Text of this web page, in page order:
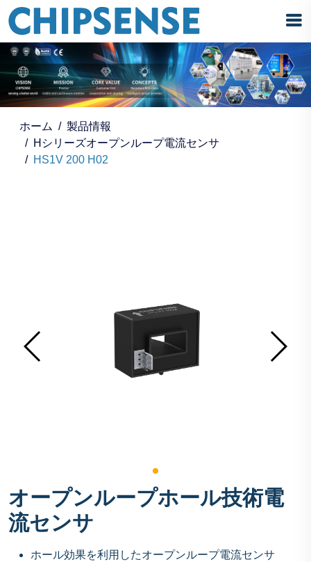
ホーム
製品情報
Hシリーズオープンループ電流センサ
HS1V 200 H02
オープンループホール技術電
流センサ
ホール効果を利用したオープンループ電流センサ